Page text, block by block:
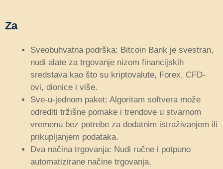
Za
Sveobuhvatna podrška: Bitcoin Bank je svestran,
nudi alate za trgovanje nizom financijskih
sredstava kao što su kriptovalute, Forex, CFD-
ovi, dionice i više.
Sve-u-jednom paket: Algoritam softvera može
odrediti tržišne pomake i trendove u stvarnom
vremenu bez potrebe za dodatnim istraživanjem ili
prikupljanjem podataka.
Dva načina trgovanja: Nudi ručne i potpuno
automatizirane načine trgovanja.